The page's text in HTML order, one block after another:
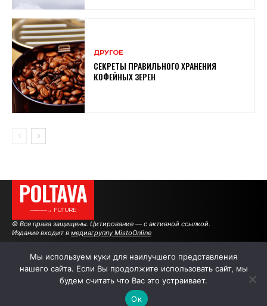
ДРУГОЕ
СЕКРЕТЫ ПРАВИЛЬНОГО ХРАНЕНИЯ
КОФЕЙНЫХ ЗЕРЕН
POLTAVA
———→ FUTURE
© Все права защищены. Цитирование — с активной ссылкой.
Издание входит в медиагруппу MistoOnline
АВТОРЫ РЕКЛАМА НА САЙТЕ
Мы используем куки для наилучшего представления
нашего сайта. Если Вы продолжите использовать сайт, мы
будем считать что Вас это устраивает.
Ок